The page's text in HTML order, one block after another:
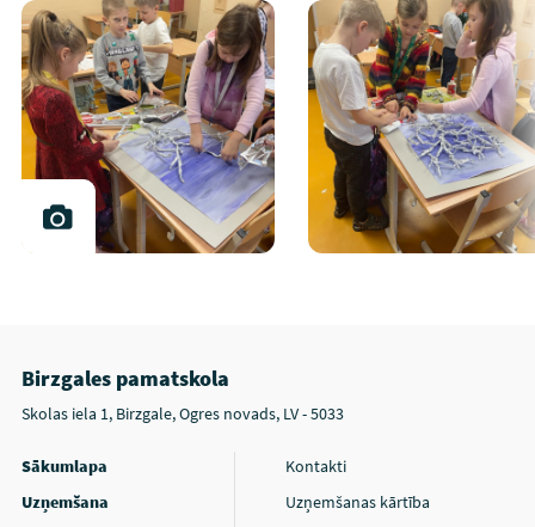
Birzgales pamatskola
Skolas iela 1, Birzgale, Ogres novads, LV - 5033
Sākumlapa
Uzņemšana
Kontakti
Uzņemšanas kārtība